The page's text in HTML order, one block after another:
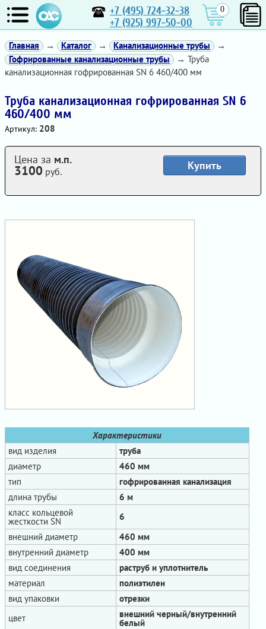
+7 (495) 724-32-38
+7 (925) 997-50-00
0
Главная → Каталог → Канализационные трубы
→
Гофрированные канализационные трубы
→ Труба
канализационная гофрированная SN 6 460/400 мм
Труба канализационная гофрированная SN 6
460/400 мм
Артикул: 208
Характеристики
вид изделия
труба
диаметр
460 мм
тип
гофрированная канализация
длина трубы
6 м
класс кольцевой
жесткости SN
6
внешний диаметр
460 мм
внутренний диаметр
400 мм
вид соединения
раструб и уплотнитель
материал
полиэтилен
вид упаковки
отрезки
цвет
внешний черный/внутренний
белый
Купить
Цена за м.п.
3100 руб.